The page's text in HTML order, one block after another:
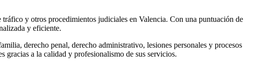
y otros procedimientos judiciales en Valencia. Con una puntuación de
y eficiente.
derecho penal, derecho administrativo, lesiones personales y procesos
gracias a la calidad y profesionalismo de sus servicios.